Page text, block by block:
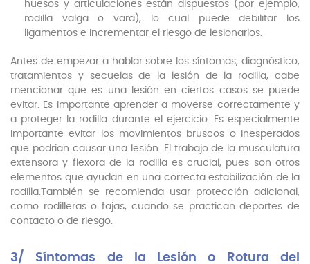
huesos y articulaciones están dispuestos (por ejemplo,
rodilla valga o vara), lo cual puede debilitar los
ligamentos e incrementar el riesgo de lesionarlos.
Antes de empezar a hablar sobre los síntomas, diagnóstico,
tratamientos y secuelas de la lesión de la rodilla, cabe
mencionar que es una lesión en ciertos casos se puede
evitar. Es importante aprender a moverse correctamente y
a proteger la rodilla durante el ejercicio. Es especialmente
importante evitar los movimientos bruscos o inesperados
que podrían causar una lesión. El trabajo de la musculatura
extensora y flexora de la rodilla es crucial, pues son otros
elementos que ayudan en una correcta estabilización de la
rodilla.También se recomienda usar protección adicional,
como rodilleras o fajas, cuando se practican deportes de
contacto o de riesgo.
3/ Síntomas de la Lesión o Rotura del